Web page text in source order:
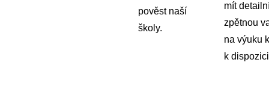
pověst naší
školy.
mít
zpětnou
na výuku
k